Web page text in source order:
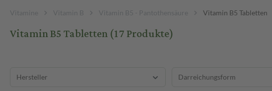
Vitamine Vitamin B Vitamin B5 - Pantothensäure Vitamin B5 Tabletten
Vitamin B5 Tabletten(17 Produkte)
Hersteller Darreichungsform